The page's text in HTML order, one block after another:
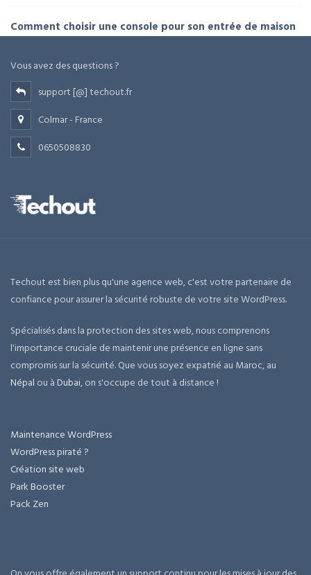
Comment choisir une console pour son entrée de maison
Vous avez des questions ?
support [@] techout.fr
Colmar - France
0650508830
Techout est bien plus qu'une agence web, c'est votre partenaire de
confiance pour assurer la sécurité robuste de votre site WordPress.
Spécialisés dans la protection des sites web, nous comprenons
l'importance cruciale de maintenir une présence en ligne sans
compromis sur la sécurité. Que vous soyez expatrié au Maroc, au
Népal ou àDubai, on s'occupe de tout à distance !
Maintenance WordPress
WordPress piraté ?
Création site web
Park Booster
Pack Zen